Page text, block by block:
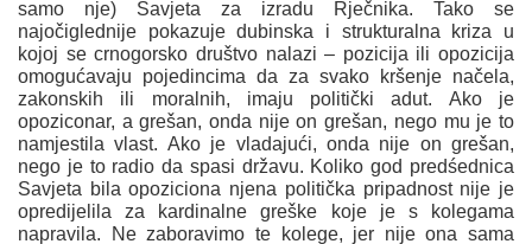
samo nje) Savjeta za izradu Rječnika. Tako se
najočiglednije pokazuje dubinska i strukturalna kriza u
kojoj se crnogorsko društvo nalazi – pozicija ili opozicija
omogućavaju pojedincima da za svako kršenje načela,
zakonskih ili moralnih, imaju politički adut. Ako je
opoziconar, a grešan, onda nije on grešan, nego mu je to
namjestila vlast. Ako je vladajući, onda nije on grešan,
nego je to radio da spasi državu. Koliko god predśednica
Savjeta bila opoziciona njena politička pripadnost nije je
opredijelila za kardinalne greške koje je s kolegama
napravila. Ne zaboravimo te kolege, jer nije ona sama